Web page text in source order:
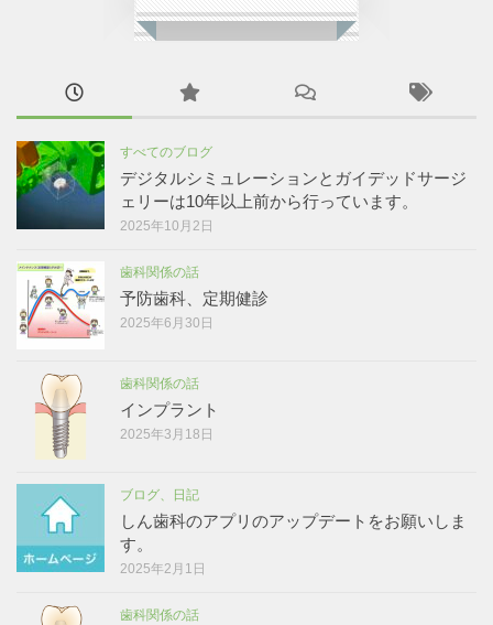
すべてのブログ
デジタルシミュレーションとガイデッドサージ
ェリーは10年以上前から行っています。
2025年10月2日
歯科関係の話
予防歯科、定期健診
2025年6月30日
歯科関係の話
インプラント
2025年3月18日
ブログ、日記
しん歯科のアプリのアップデートをお願いしま
す。
2025年2月1日
歯科関係の話